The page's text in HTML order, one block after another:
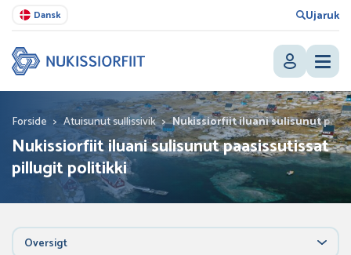
Dansk Ujaruk
Forside > Atuisunut sullissivik > Nukissiorfiit iluani sulisunut
Nukissiorfiit iluani sulisunut paasissutissat
pillugit politikki
Oversigt